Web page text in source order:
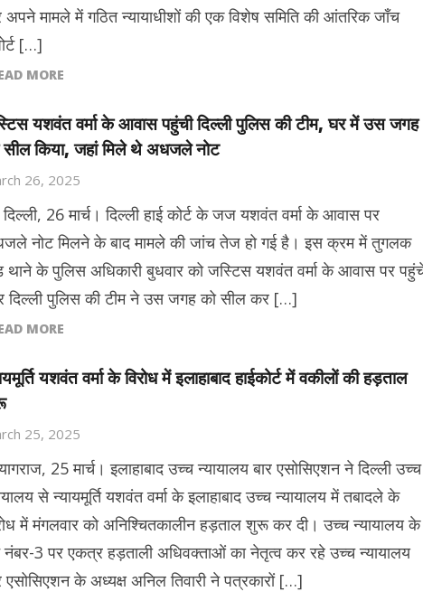
मामले में गठित न्यायाधीशों की एक विशेष समिति की आंतरिक जाँच
[…]
MORE
यशवंत वर्मा के आवास पहुंची दिल्ली पुलिस की टीम, घर में उस जगह
सील किया, जहां मिले थे अधजले नोट
26, 2025
26 मार्च। दिल्ली हाई कोर्ट के जज यशवंत वर्मा के आवास पर
नोट मिलने के बाद मामले की जांच तेज हो गई है। इस क्रम में तुगलक
थाने के पुलिस अधिकारी बुधवार को जस्टिस यशवंत वर्मा के आवास पर
दिल्ली पुलिस की टीम ने उस जगह को सील कर […]
MORE
यशवंत वर्मा के विरोध में इलाहाबाद हाईकोर्ट में वकीलों की हड़ताल
25, 2025
25 मार्च। इलाहाबाद उच्च न्यायालय बार एसोसिएशन ने दिल्ली उच्च
से न्यायमूर्ति यशवंत वर्मा के इलाहाबाद उच्च न्यायालय में तबादले के
में मंगलवार को अनिश्चितकालीन हड़ताल शुरू कर दी। उच्च न्यायालय के
3 पर एकत्र हड़ताली अधिवक्ताओं का नेतृत्व कर रहे उच्च न्यायालय
एसोसिएशन के अध्यक्ष अनिल तिवारी ने पत्रकारों […]